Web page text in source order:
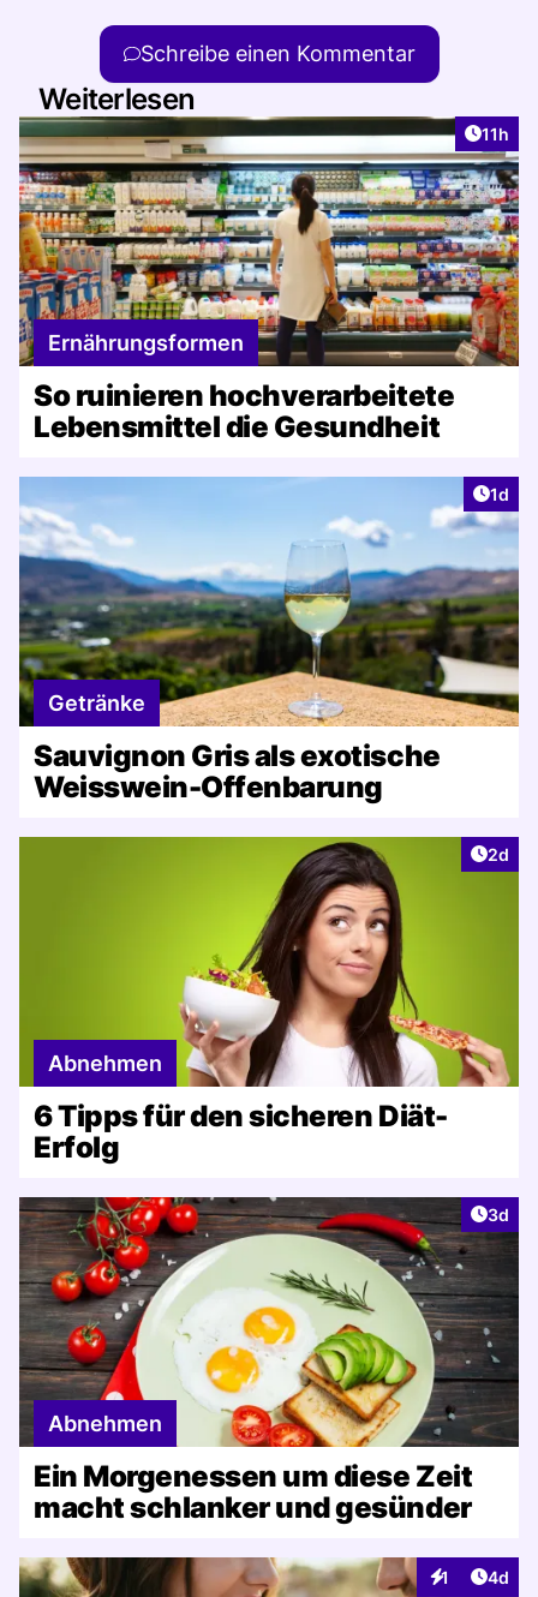
Schreibe einen Kommentar
Weiterlesen
11h
Ernährungsformen
So ruinieren hochverarbeitete
Lebensmittel die Gesundheit
1d
Getränke
Sauvignon Gris als exotische
Weisswein-Offenbarung
2d
Abnehmen
6 Tipps für den sicheren Diät-
Erfolg
3d
Abnehmen
Ein Morgenessen um diese Zeit
macht schlanker und gesünder
1
Interaktionen
4d